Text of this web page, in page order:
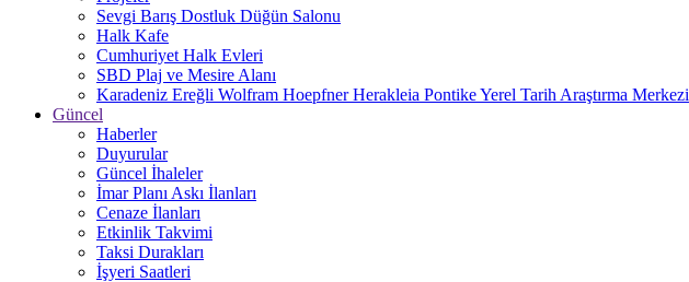
Sevgi Barış Dostluk Düğün Salonu
Halk Kafe
Cumhuriyet Halk Evleri
SBD Plaj ve Mesire Alanı
Karadeniz Ereğli Wolfram Hoepfner Herakleia Pontike Yerel Tarih Araştırma Merkezi
Güncel
Haberler
Duyurular
Güncel İhaleler
İmar Planı Askı İlanları
Cenaze İlanları
Etkinlik Takvimi
Taksi Durakları
İşyeri Saatleri